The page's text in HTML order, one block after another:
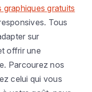
graphiques gratuits
Tous
sur
offrir une
Parcourez nos
celui qui vous